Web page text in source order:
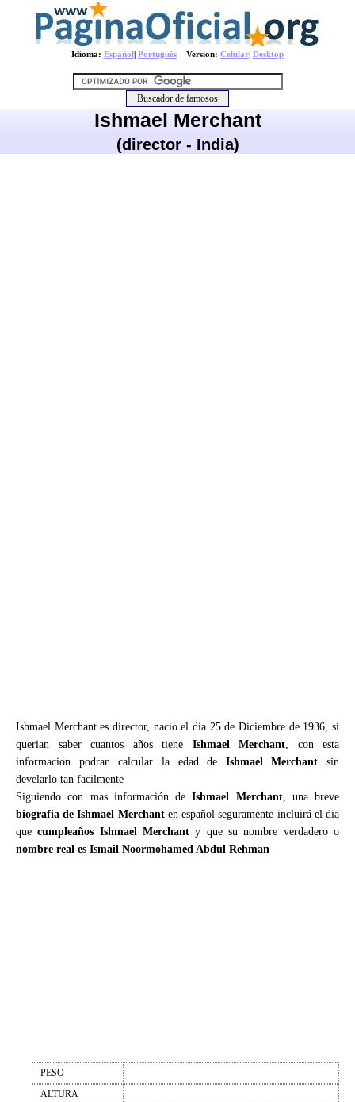
Idioma: Español| Português Version: Celular| Desktop
Ishmael Merchant
(director - India)
Ishmael Merchant es director, nacio el dia 25 de Diciembre de 1936, si
querian saber cuantos años tiene Ishmael Merchant, con esta
informacion podran calcular la edad de Ishmael Merchant sin
develarlo tan facilmente
Siguiendo con mas información deIshmael Merchant, una breve
biografia de Ishmael Merchanten español seguramente incluirá el dia
quecumpleaños Ishmael Merchant y que su nombre verdadero o
nombre real es Ismail Noormohamed Abdul Rehman
PESO
ALTURA